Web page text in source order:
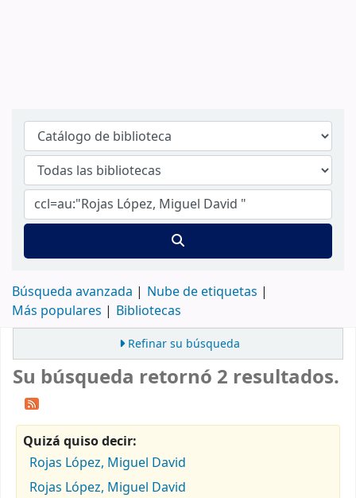
Búsqueda avanzada
Nube de etiquetas
Más populares
Bibliotecas
Refinar su búsqueda
Su búsqueda retornó 2 resultados.
Quizá quiso decir:
Rojas López, Miguel David
Rojas López, Miguel David